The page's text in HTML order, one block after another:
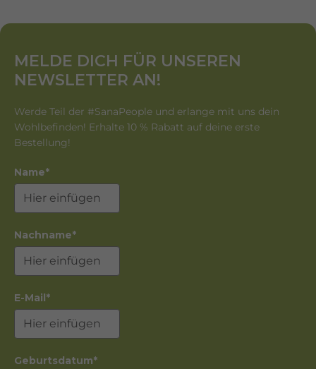
MELDE DICH FÜR UNSEREN
NEWSLETTER AN!
Werde Teil der #SanaPeople und erlange mit uns dein
Wohlbefinden! Erhalte 10 % Rabatt auf deine erste
Bestellung!
Name*
Nachname*
E-Mail*
Geburtsdatum*